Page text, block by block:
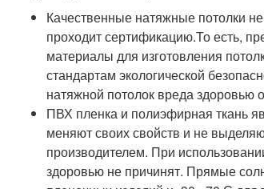
Качественные натяжные потолки
проходит сертификацию.То есть,
материалы для изготовления
стандартам экологической
натяжной потолок вреда здоровью
ПВХ пленка и полиэфирная ткань
меняют своих свойств и не
производителем. При
здоровью не причинят. Прямые